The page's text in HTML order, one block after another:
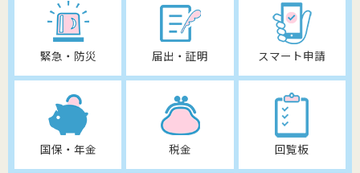
緊急・防災 届出・証明 スマート申請
国保・年金 税金 回覧板